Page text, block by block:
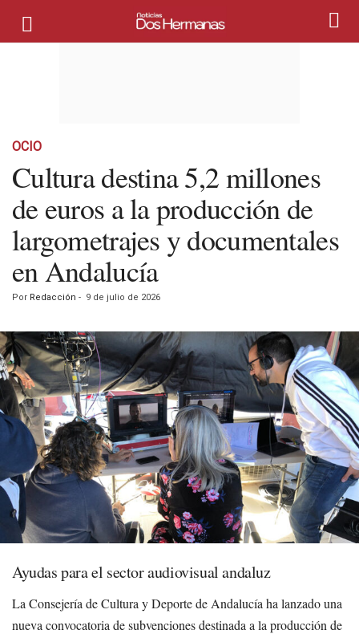
OCIO
Cultura destina 5,2 millones
de euros a la producción de
largometrajes y documentales
en Andalucía
Por Redacción - 9 de julio de 2026
Ayudas para el sector audiovisual andaluz
La Consejería de Cultura y Deporte de Andalucía ha lanzado una
nueva convocatoria de subvenciones destinada a la producción de